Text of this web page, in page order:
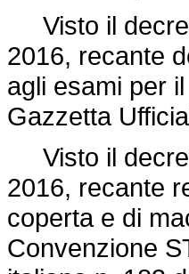
Visto il
2016, recante
agli esami per
Gazzetta
Visto il
2016, recante
coperta e di
Convenzione